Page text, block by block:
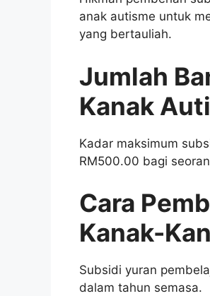
anak autisme untuk
yang bertauliah.
Jumlah
Kanak
Kadar maksimum
RM500.00 bagi
Cara
Kanak-
Subsidi yuran
dalam tahun semasa.